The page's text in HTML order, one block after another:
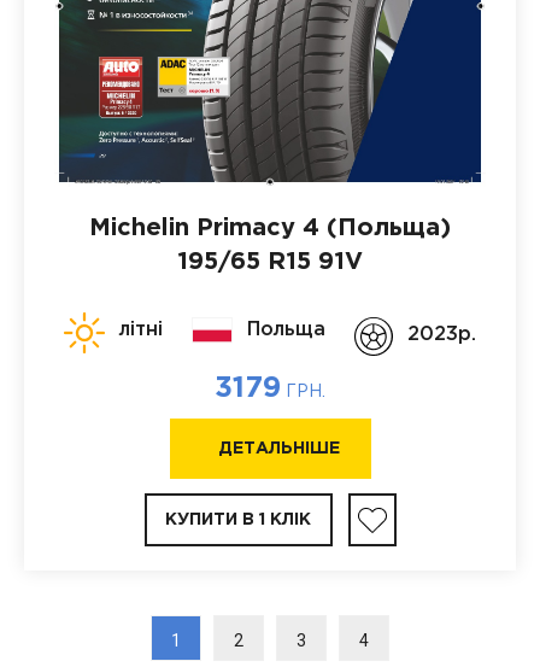
Michelin Primacy 4 (Польща)
195/65 R15 91V
літні Польща 2023p.
3179 ГРН.
ДЕТАЛЬНІШЕ
КУПИТИ В 1 КЛІК
1 2 3 4